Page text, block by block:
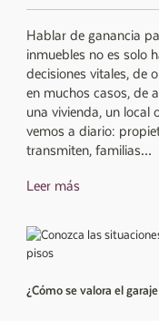
Hablar de ganancia
inmuebles no es solo
decisiones vitales, de
en muchos casos, de
una vivienda, un local
vemos a diario:
transmiten, familias…
Leer más
¿Cómo se valora el